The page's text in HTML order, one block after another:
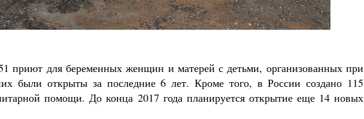
приют для беременных женщин и матерей с детьми, организованных при
были открыты за последние 6 лет. Кроме того, в России создано 115
помощи. До конца 2017 года планируется открытие еще 14 новых